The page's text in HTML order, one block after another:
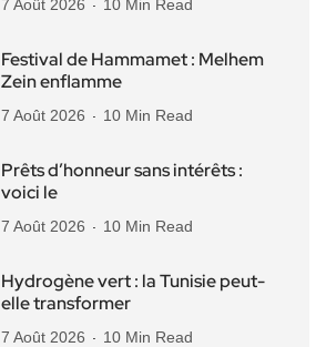
7 Août 2026 10 Min Read
Festival de Hammamet : Melhem
Zein enflamme
7 Août 2026 10 Min Read
Prêts d’honneur sans intérêts :
voici le
7 Août 2026 10 Min Read
Hydrogène vert : la Tunisie peut-
elle transformer
7 Août 2026 10 Min Read